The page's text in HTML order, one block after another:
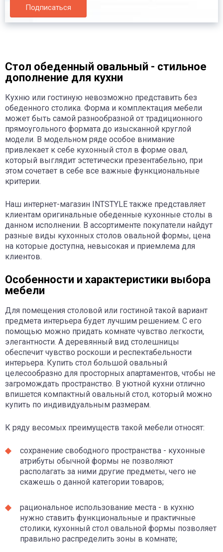
Подписаться
Стол обеденный овальный - стильное
дополнение для кухни
Кухню или гостиную невозможно представить без
обеденного столика. Форма и комплектация мебели
может быть самой разнообразной от традиционного
прямоугольного формата до изысканной круглой
модели. В модельном ряде особое внимание
привлекает к себе кухонный стол в форме овал,
который выглядит эстетически презентабельно, при
этом сочетает в себе все важные функциональные
критерии.
Наш интернет-магазин INTSTYLE также представляет
клиентам оригинальные обеденные кухонные столы в
данном исполнении. В ассортименте покупатели найдут
разные виды кухонных столов овальной формы, цена
на которые доступна, невысокая и приемлема для
клиентов.
Особенности и характеристики выбора
мебели
Для помещения столовой или гостиной такой вариант
предмета интерьера будет лучшим решением. С его
помощью можно придать комнате чувство легкости,
элегантности. А деревянный вид столешницы
обеспечит чувство роскоши и респектабельности
интерьера. Купить стол большой овальный
целесообразно для просторных апартаментов, чтобы не
загромождать пространство. В уютной кухни отлично
впишется компактный овальный стол, который можно
купить по индивидуальным размерам.
К ряду весомых преимуществ такой мебели относят:
сохранение свободного пространства - кухонные
атрибуты обычной формы не позволяют
располагать за ними другие предметы, чего не
скажешь о данной категории товаров;
рациональное использование места - в кухню
нужно ставить функциональные и практичные
столики, кухонный стол овальной формы позволяет
правильно распределить зоны в комнате;